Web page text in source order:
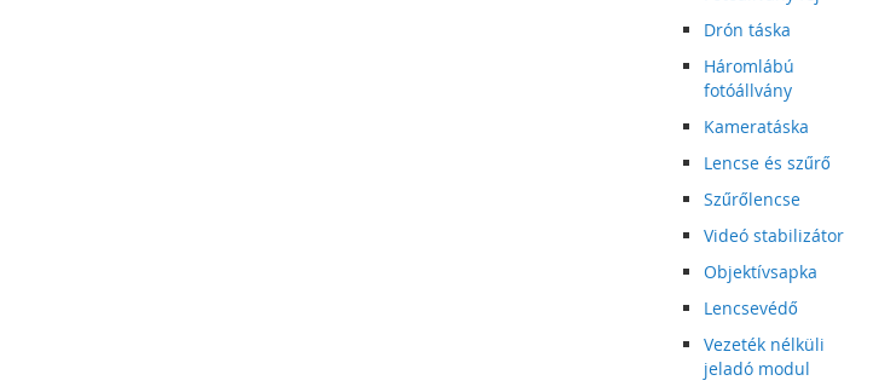
Drón táska
Háromlábú
fotóállvány
Kameratáska
Lencse és szűrő
Szűrőlencse
Videó stabilizátor
Objektívsapka
Lencsevédő
Vezeték nélküli
jeladó modul